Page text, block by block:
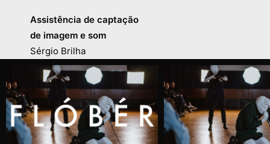
Assistência de captação
de imagem e som
Sérgio Brilha